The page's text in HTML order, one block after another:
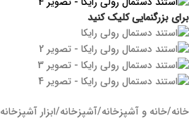
برای بزرگنمایی کلیک کنید
خانه/خانه و آشپزخانه/آشپزخانه/ابزار آشپزخانه